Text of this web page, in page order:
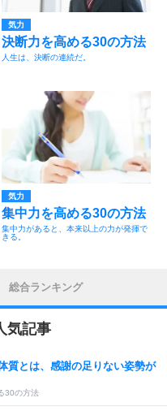
気力
決断力を高める30の方法
人生は、決断の連続だ。
気力
集中力を高める30の方法
集中力があると、本来以上の力が発揮で
きる。
総合ランキング
気記事
質とは、感謝の足りない姿勢が
30の方法